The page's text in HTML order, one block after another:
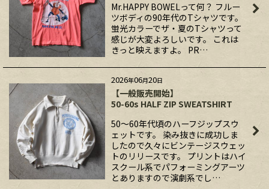
Mr.HAPPY BOWELって何？ フルー
ツボディの90年代のTシャツです。
蛍光カラーでザ・夏のTシャツって
感じが大変よろしいです。 これは
きっと映えますよ。 PR…
2026年06月20日
【一般販売開始】
50-60s HALF ZIP SWEATSHIRT
50〜60年代頃のハーフジップスウ
ェットです。 染み抜きに成功しま
したので久々にビンテージスウェッ
トのリリースです。 プリントはハイ
スクール系でパフォーミングアーツ
とありますので演劇系でし…